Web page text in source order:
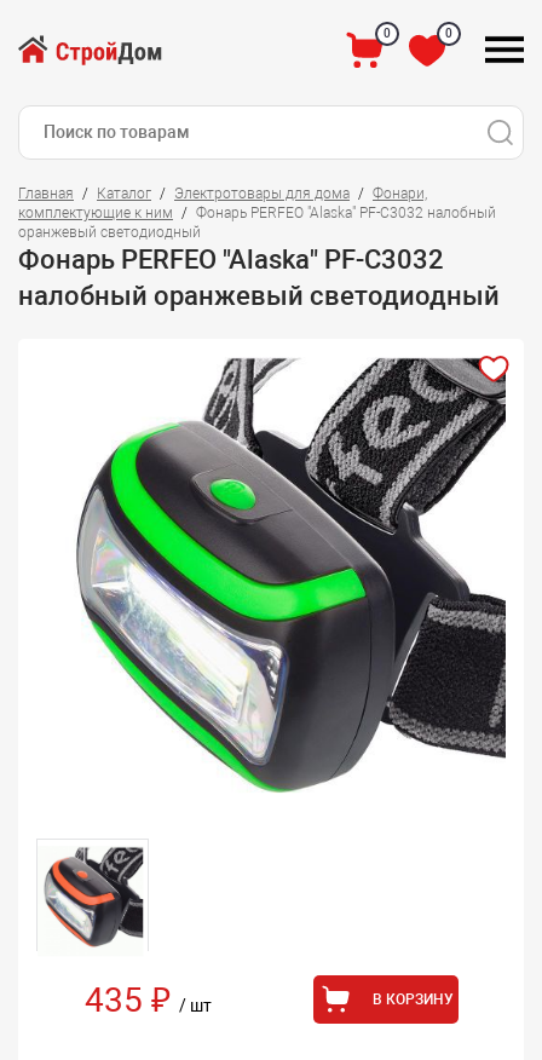
0 0
Главная Каталог Электротовары для дома
Фонари,
комплектующие к ним
Фонарь PERFEO "Alaska" PF-C3032 налобный
оранжевый cветодиодный
Фонарь PERFEO "Alaska" PF-C3032
налобный оранжевый cветодиодный
435 ₽ / шт В КОРЗИНУ